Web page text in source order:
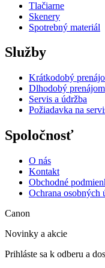
Tlačiarne
Skenery
Spotrebný materiál
Služby
Krátkodobý
Dlhodobý prenájom
Servis a údržba
Požiadavka na
Spoločnosť
O nás
Kontakt
Obchodné
Ochrana osobných
Canon
Novinky a akcie
Prihláste sa k odberu a